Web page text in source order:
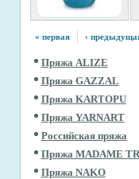
« первая ‹
Пряжа ALIZE
Пряжа GAZZAL
Пряжа KARTOPU
Пряжа YARNART
Российская пряжа
Пряжа MADAME
Пряжа NAKO